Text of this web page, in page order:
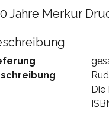
Jahre Merkur
Die